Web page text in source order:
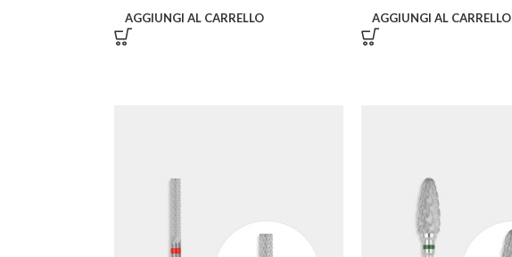
AGGIUNGI AL CARRELLO AGGIUNGI AL CARRELLO